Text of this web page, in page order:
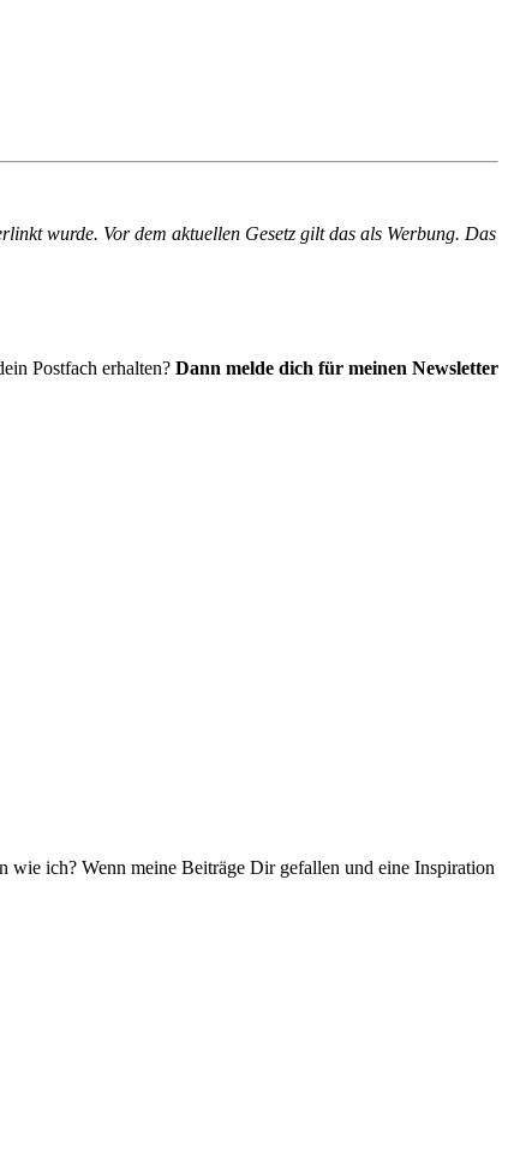
wurde. Vor dem aktuellen Gesetz gilt das als Werbung. Das
Postfach erhalten? Dann melde dich für meinen Newsletter
wie ich? Wenn meine Beiträge Dir gefallen und eine Inspiration